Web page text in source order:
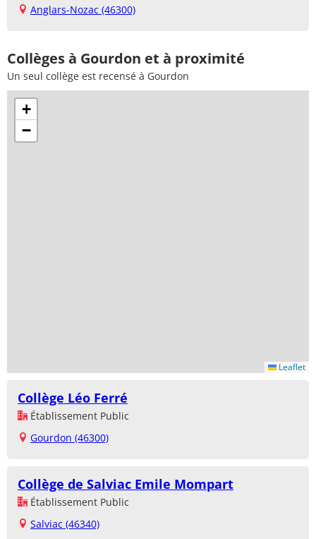
Anglars-Nozac (46300)
Collèges à Gourdon et à proximité
Un seul collège est recensé à Gourdon
+
−
Leaflet
Collège Léo Ferré
Établissement Public
Gourdon (46300)
Collège de Salviac Emile Mompart
Établissement Public
Salviac (46340)